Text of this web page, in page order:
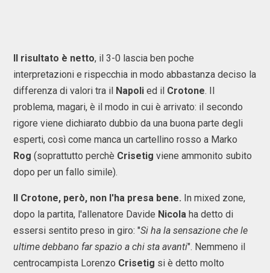
Il risultato è netto, il 3-0 lascia ben poche
interpretazioni e rispecchia in modo abbastanza deciso la
differenza di valori tra il Napoli ed il Crotone. Il
problema, magari, è il modo in cui è arrivato: il secondo
rigore viene dichiarato dubbio da una buona parte degli
esperti, così come manca un cartellino rosso a Marko
Rog (soprattutto perchè Crisetig viene ammonito subito
dopo per un fallo simile).
Il Crotone, però, non l'ha presa bene. In mixed zone,
dopo la partita, l'allenatore Davide Nicola ha detto di
essersi sentito preso in giro: "Si ha la sensazione che le
ultime debbano far spazio a chi sta avanti". Nemmeno il
centrocampista Lorenzo Crisetig si è detto molto